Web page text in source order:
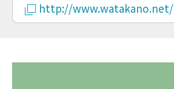
http://www.watakano.net/